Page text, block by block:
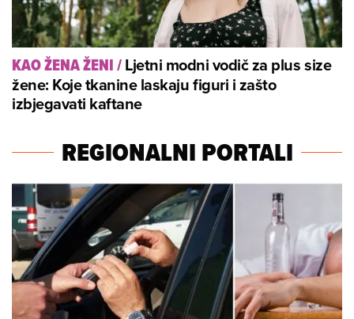
KAO ŽENA ŽENI/Ljetni modni vodič za plus size
žene: Koje tkanine laskaju figuri i zašto
izbjegavati kaftane
REGIONALNI PORTALI